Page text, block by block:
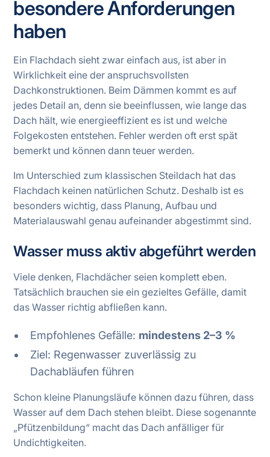
besondere Anforderungen
haben
Ein Flachdach sieht zwar einfach aus, ist aber in
Wirklichkeit eine der anspruchsvollsten
Dachkonstruktionen. Beim Dämmen kommt es auf
jedes Detail an, denn sie beeinflussen, wie lange das
Dach hält, wie energieeffizient es ist und welche
Folgekosten entstehen. Fehler werden oft erst spät
bemerkt und können dann teuer werden.
Im Unterschied zum klassischen Steildach hat das
Flachdach keinen natürlichen Schutz. Deshalb ist es
besonders wichtig, dass Planung, Aufbau und
Materialauswahl genau aufeinander abgestimmt sind.
Wasser muss aktiv abgeführt werden
Viele denken, Flachdächer seien komplett eben.
Tatsächlich brauchen sie ein gezieltes Gefälle, damit
das Wasser richtig abfließen kann.
Empfohlenes Gefälle: mindestens 2–3 %
Ziel: Regenwasser zuverlässig zu
Dachabläufen führen
Schon kleine Planungsläufe können dazu führen, dass
Wasser auf dem Dach stehen bleibt. Diese sogenannte
„Pfützenbildung“ macht das Dach anfälliger für
Undichtigkeiten.